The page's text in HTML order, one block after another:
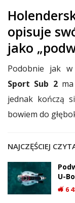
opisuje
jako
Podobnie jak w
Sport Sub 2
jednak kończą
bowiem do
NAJCZĘŚCIEJ
U-
6